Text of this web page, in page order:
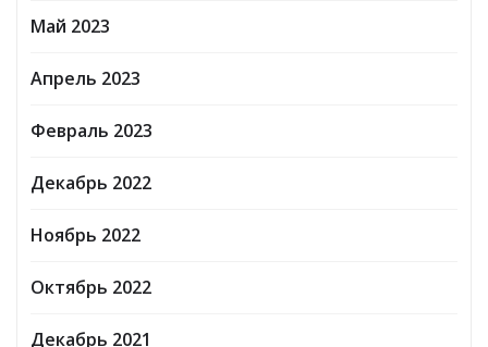
Май 2023
Апрель 2023
Февраль 2023
Декабрь 2022
Ноябрь 2022
Октябрь 2022
Декабрь 2021